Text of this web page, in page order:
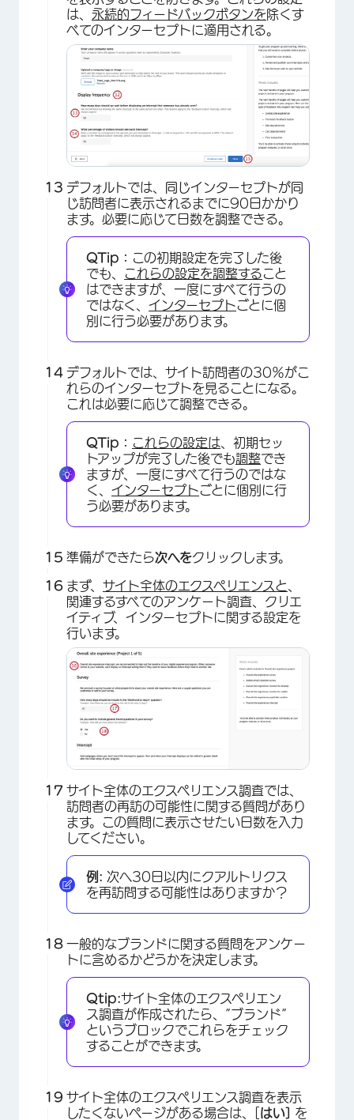
×
は、 永続的フィードバックボタンを除くす
べてのインターセプトに適用される。
デフォルトでは、同じインターセプトが同
じ訪問者に表示されるまでに90日かかり
ます。必要に応じて日数を調整できる。
QTip： この初期設定を完了した後
でも、
これらの設定を調整すること
はできますが、一度にすべて行うの
ではなく、 インターセプトごとに個
別に行う必要があります。
デフォルトでは、サイト訪問者の30％がこ
れらのインターセプトを見ることになる。
これは必要に応じて調整できる。
QTip： これらの設定は 、初期セッ
トアップが完了した後でも調整でき
ますが、一度にすべて行うのではな
く、 インターセプトごとに個別に行
う必要があります。
準備ができたら次へをクリックします。
まず、 サイト全体のエクスペリエンスと
関連するすべてのアンケート調査、クリエ
イティブ、インターセプトに関する設定を
行います。
サイト全体のエクスペリエンス調査では、
訪問者の再訪の可能性に関する質問があり
ます。この質問に表示させたい日数を入力
してください。
例: 次へ30日以内にクアルトリクス
を再訪問する可能性はありますか？
一般的なブランドに関する質問をアンケー
トに含めるかどうかを決定します。
Qtip:サイト全体のエクスペリエン
ス調査が作成されたら、”ブランド”
というブロックでこれらをチェック
することができます。
サイト全体のエクスペリエンス調査を表示
したくないページがある場合は、[ はい]
を